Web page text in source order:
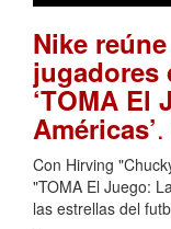
Nike
jugadores
‘TOMA El
Américas’
Con Hirving
"TOMA El Juego:
las estrellas del